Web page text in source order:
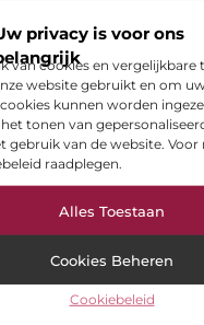
privacy is voor ons
van cookies en
website gebruikt en om
kunnen worden
tonen van
gebruik van de website.
raadplegen.
Alles Toestaan
Cookies Beheren
Cookiebeleid
tafel van massief
eiken houten tafel van
hand gemaakt in
houten tafel past bij elk
kan zijn. Eikenhout kan
Dit ligt aan de olie die je